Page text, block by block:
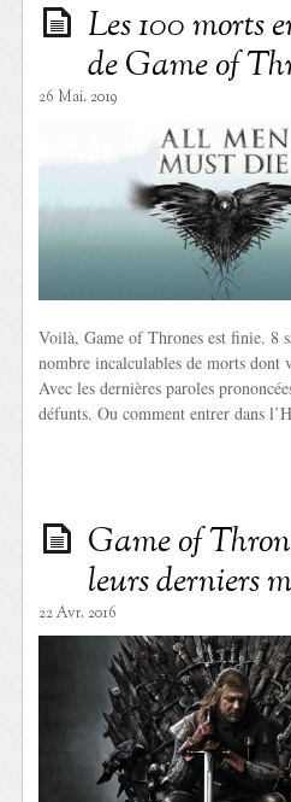
Les 100 morts
de Game of
26 Mai. 2019
Voilà, Game of Thrones est finie. 8
nombre incalculables de morts dont
Avec les dernières paroles
défunts. Ou comment entrer dans
Game of
leurs derniers
22 Avr. 2016